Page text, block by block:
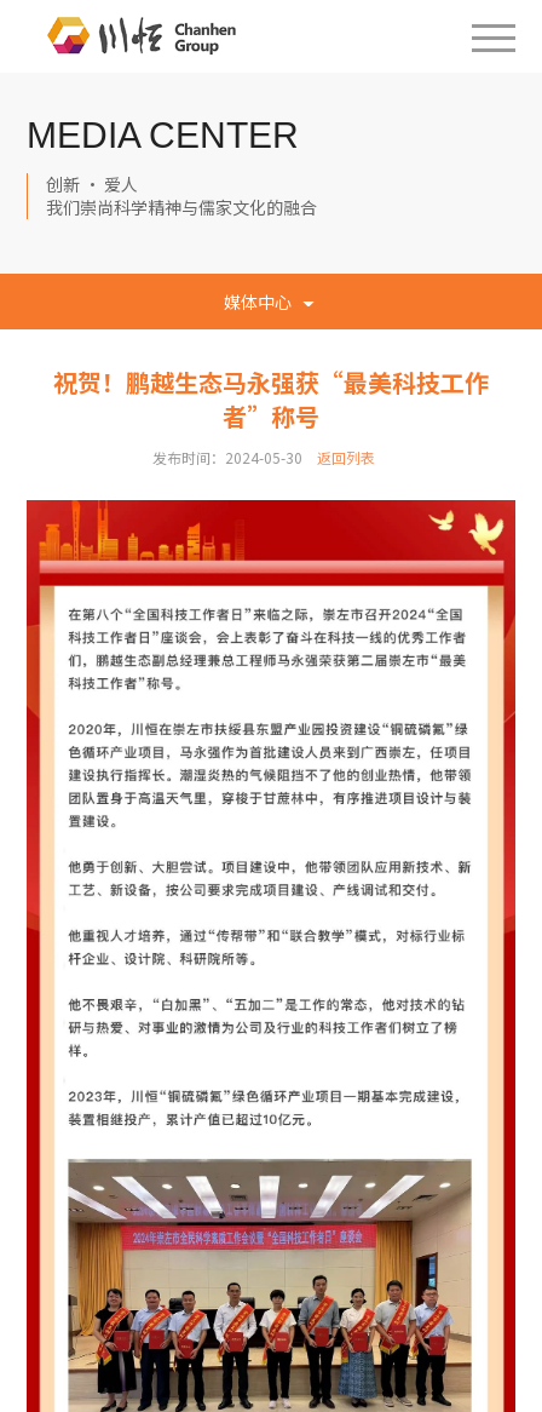
MEDIA CENTER
创新 · 爱人
我们崇尚科学精神与儒家文化的融合
媒体中心
祝贺！鹏越生态马永强获“最美科技工作
者”称号
发布时间：2024-05-30 返回列表